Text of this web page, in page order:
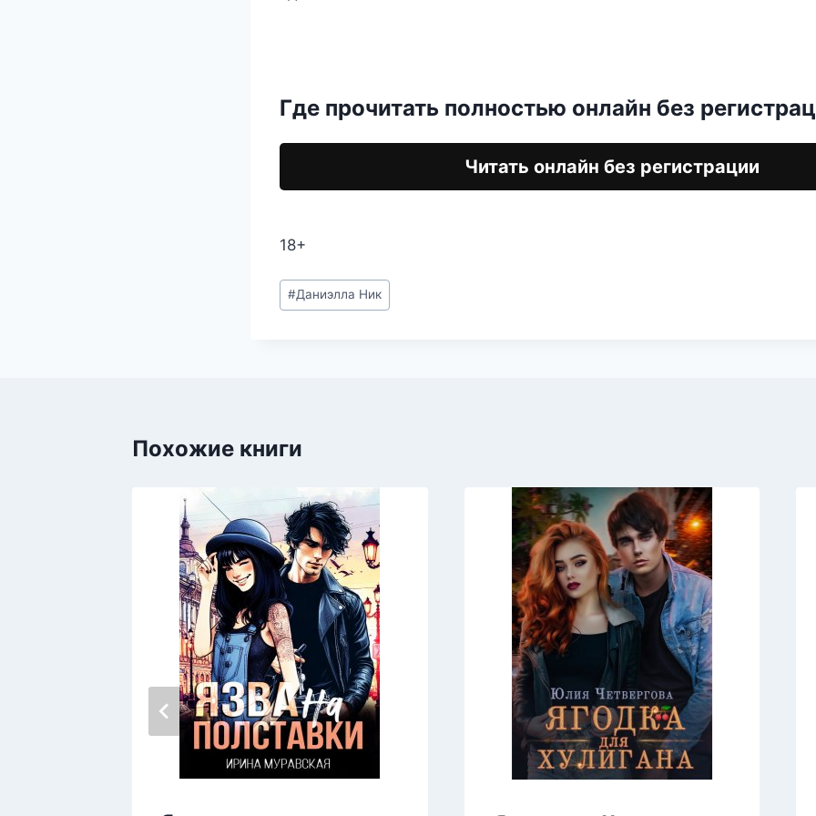
Где прочитать полностью онлайн без
Читать онлайн без регистрации
18+
Метки
записи:
#Даниэлла Ник
Похожие книги